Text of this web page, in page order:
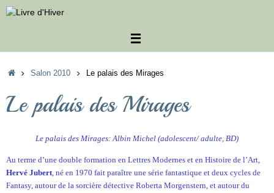
Passer
au
Accueil
Salon 2010 Le palais des Mirages
Le palais des Mirages
Le palais des Mirages: Albin Michel (adolescent/ adulte, BD)
Au terme d’une double formation en Lettres Modernes et en Histoire de l’Art,
Hervé Jubert, né en 1970 fait paraître une série fantastique et deux cycles de
Fantasy, autour de la sorcière détective Roberta Morgenstern, et autour du